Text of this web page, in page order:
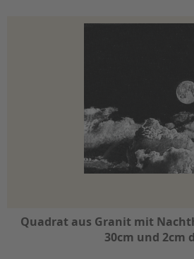
Quadrat aus Granit mit
30cm und 2cm